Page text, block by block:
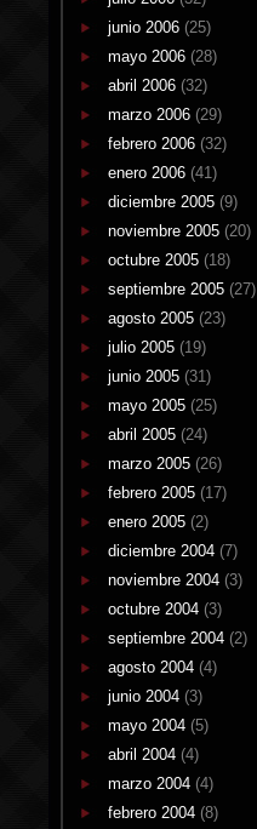
junio 2006 (25)
mayo 2006 (28)
abril 2006 (32)
marzo 2006 (29)
febrero 2006 (32)
enero 2006 (41)
diciembre 2005 (9)
noviembre 2005 (20)
octubre 2005 (18)
septiembre 2005 (27)
agosto 2005 (23)
julio 2005 (19)
junio 2005 (31)
mayo 2005 (25)
abril 2005 (24)
marzo 2005 (26)
febrero 2005 (17)
enero 2005 (2)
diciembre 2004 (7)
noviembre 2004 (3)
octubre 2004 (3)
septiembre 2004 (2)
agosto 2004 (4)
junio 2004 (3)
mayo 2004 (5)
abril 2004 (4)
marzo 2004 (4)
febrero 2004 (8)